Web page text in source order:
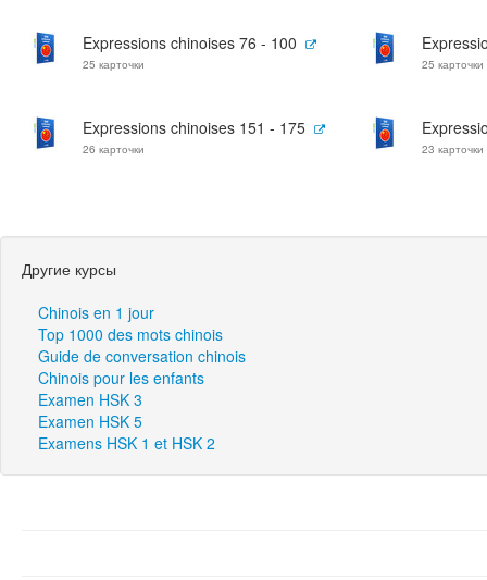
Expressions chinoises 76 - 100
25 карточки 25 карточки
Expressions chinoises 151 - 175
26 карточки 23 карточки
Другие курсы
Chinois en 1 jour
Top 1000 des mots chinois
Guide de conversation chinois
Chinois pour les enfants
Examen HSK 3
Examen HSK 5
Examens HSK 1 et HSK 2